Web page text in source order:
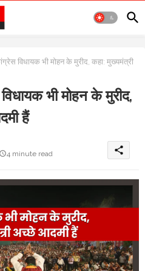
विधायक भी मोहन के मुरीद, कहा: मुख्यमंत्री
भी मोहन के मुरीद,
हैं
4 minute read share